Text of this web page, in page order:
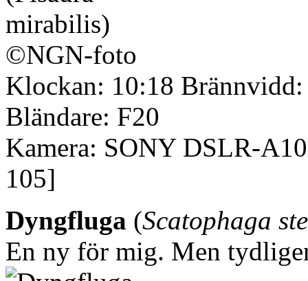
Klockan: 10:18
Bländare: F20
Kamera: SONY DSLR-
105]
Dyngfluga (Scatophaga
En ny för mig. Men